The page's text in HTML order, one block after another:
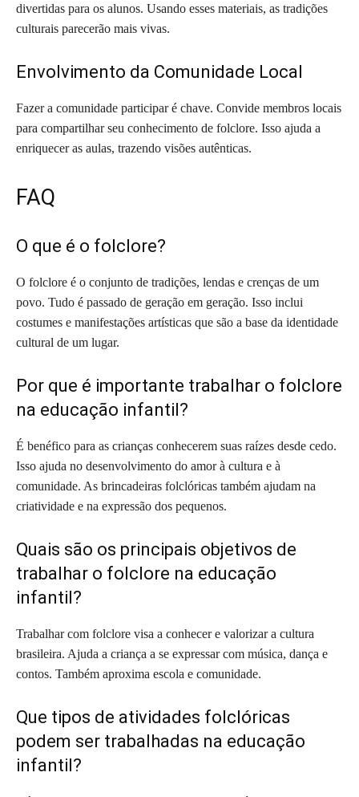
divertidas para os alunos. Usando esses materiais, as tradições
culturais parecerão mais vivas.
Envolvimento da Comunidade Local
Fazer a comunidade participar é chave. Convide membros locais
para compartilhar seu conhecimento de folclore. Isso ajuda a
enriquecer as aulas, trazendo visões autênticas.
FAQ
O que é o folclore?
O folclore é o conjunto de tradições, lendas e crenças de um
povo. Tudo é passado de geração em geração. Isso inclui
costumes e manifestações artísticas que são a base da identidade
cultural de um lugar.
Por que é importante trabalhar o folclore
na educação infantil?
É benéfico para as crianças conhecerem suas raízes desde cedo.
Isso ajuda no desenvolvimento do amor à cultura e à
comunidade. As brincadeiras folclóricas também ajudam na
criatividade e na expressão dos pequenos.
Quais são os principais objetivos de
trabalhar o folclore na educação
infantil?
Trabalhar com folclore visa a conhecer e valorizar a cultura
brasileira. Ajuda a criança a se expressar com música, dança e
contos. Também aproxima escola e comunidade.
Que tipos de atividades folclóricas
podem ser trabalhadas na educação
infantil?